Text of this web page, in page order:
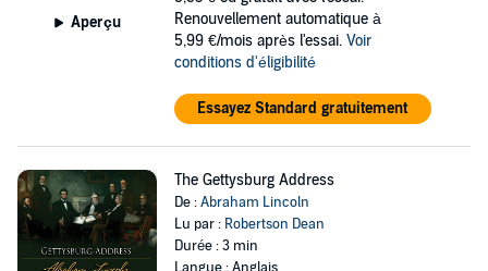
Aperçu
Renouvellement automatique à
5,99 €/mois après l'essai. Voir
conditions d'éligibilité
Essayez Standard gratuitement
The Gettysburg Address
De :Abraham Lincoln
Lu par : Robertson Dean
Durée : 3 min